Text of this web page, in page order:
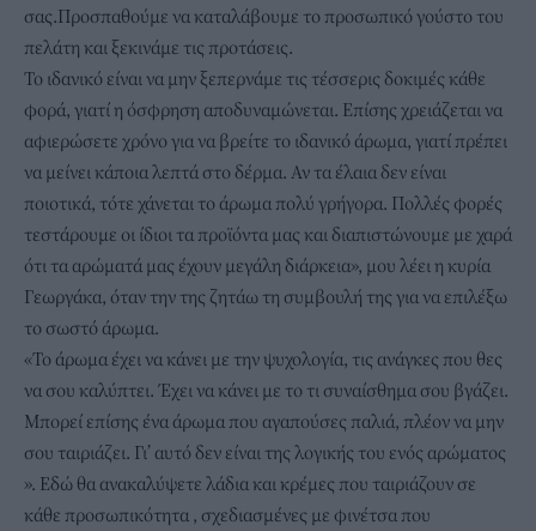
σας.Προσπαθούμε να καταλάβουμε το προσωπικό γούστο του
πελάτη και ξεκινάμε τις προτάσεις.
Το ιδανικό είναι να μην ξεπερνάμε τις τέσσερις δοκιμές κάθε
φορά, γιατί η όσφρηση αποδυναμώνεται. Επίσης χρειάζεται να
αφιερώσετε χρόνο για να βρείτε το ιδανικό άρωμα, γιατί πρέπει
να μείνει κάποια λεπτά στο δέρμα. Αν τα έλαια δεν είναι
ποιοτικά, τότε χάνεται το άρωμα πολύ γρήγορα. Πολλές φορές
τεστάρουμε οι ίδιοι τα προϊόντα μας και διαπιστώνουμε με χαρά
ότι τα αρώματά μας έχουν μεγάλη διάρκεια», μου λέει η κυρία
Γεωργάκα, όταν την της ζητάω τη συμβουλή της για να επιλέξω
το σωστό άρωμα.
«Το άρωμα έχει να κάνει με την ψυχολογία, τις ανάγκες που θες
να σου καλύπτει. Έχει να κάνει με το τι συναίσθημα σου βγάζει.
Μπορεί επίσης ένα άρωμα που αγαπούσες παλιά, πλέον να μην
σου ταιριάζει. Γι’ αυτό δεν είναι της λογικής του ενός αρώματος
». Εδώ θα ανακαλύψετε λάδια και κρέμες που ταιριάζουν σε
κάθε προσωπικότητα , σχεδιασμένες με φινέτσα που